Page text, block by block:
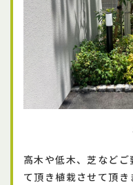
高木や低木、芝など
て頂き植栽させて頂き